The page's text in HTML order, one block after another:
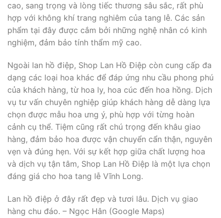
cao, sang trọng và lòng tiếc thương sâu sắc, rất phù
hợp với không khí trang nghiêm của tang lễ. Các sản
phẩm tại đây được cắm bởi những nghệ nhân có kinh
nghiệm, đảm bảo tính thẩm mỹ cao.
Ngoài lan hồ điệp, Shop Lan Hồ Điệp còn cung cấp đa
dạng các loại hoa khác để đáp ứng nhu cầu phong phú
của khách hàng, từ hoa ly, hoa cúc đến hoa hồng. Dịch
vụ tư vấn chuyên nghiệp giúp khách hàng dễ dàng lựa
chọn được mẫu hoa ưng ý, phù hợp với từng hoàn
cảnh cụ thể. Tiệm cũng rất chú trọng đến khâu giao
hàng, đảm bảo hoa được vận chuyển cẩn thận, nguyên
vẹn và đúng hẹn. Với sự kết hợp giữa chất lượng hoa
và dịch vụ tận tâm, Shop Lan Hồ Điệp là một lựa chọn
đáng giá cho hoa tang lễ Vĩnh Long.
Lan hồ điệp ở đây rất đẹp và tươi lâu. Dịch vụ giao
hàng chu đáo. – Ngọc Hân (Google Maps)